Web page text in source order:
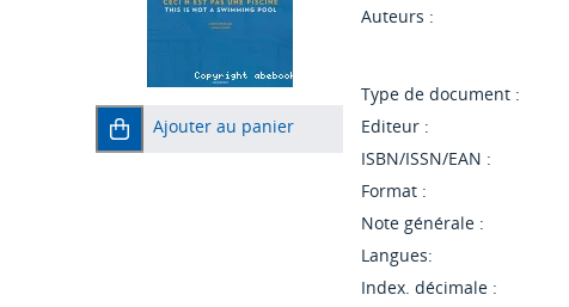
Ajouter au panier
Auteurs :
Type de document :
Editeur :
ISBN/ISSN/EAN :
Format :
Note générale :
Langues:
Index. décimale :